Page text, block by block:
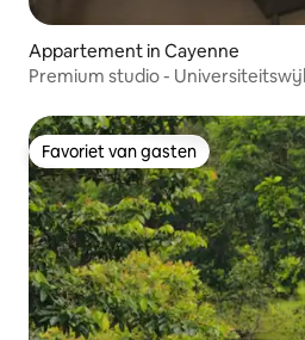
Appartement in Cayenne
Premium studio -
Favoriet van gasten
Favoriet van gasten